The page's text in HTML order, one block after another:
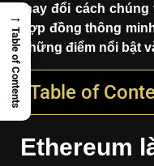
thay đổi cách
hợp đồng thông
những điểm nổi bật
Table of
Ethereum
→
Table of Contents